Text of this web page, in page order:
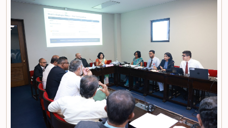
அமைப்புகள் ஆகியவற்றினால் சமர்ப்பிக்கப்பட்டுள்ள 31 முன்மொழிவுகளை அடிப்படையாகக் கொண்டு
தேர்தல் சீர்திருத்தங்கள் தொடர்பாக விரிவான கலந்துரையாடல் இங்கு இடம்பெற்றது.உள்ளூராட்சி
மன்றத் தேர்தல் முறைக்காக கலப்பு தேர்தல் முறையை அறிமுகப்படுத்துதல், சிறு கட்சிகள் மற்றும்
சிறுபான்மை குழுக்களின் பிரதிநிதித்துவத்தை உறுதிப்படுத்துதல், பெண்களின் பிரதிநிதித்துவத்தை
மேம்படுத்துதல், மின்னணு வாக்களிப்பு முறையை அறிமுகப்படுத்துதல், முன்கூட்டியே வாக்களிக்கும்
வசதியை ஏற்படுத்துதல் உள்ளிட்ட பல்வேறு முன்மொழிவுகள் தொடர்பில் இக்கூட்டத்தில் விசேட கவனம்
செலுத்தப்பட்டது.மேலும், வெளிநாடுகளில் வாழும் இலங்கையர்களுக்கு வாக்களிக்கும் உரிமையை
வழங்குவது தொடர்பான முன்மொழிவுகளும் பரிசீலிக்கப்பட்டதுடன், அதற்குத் தேவையான சட்ட மற்றும்
நிர்வாக ஏற்பாடுகள் குறித்து மேலும் விரிவான ஆய்வு மேற்கொள்ள வேண்டியதன் அவசியமும்
வலியுறுத்தப்பட்டது.விசேட குழுவினால் நியமிக்கப்பட்டுள்ள நிபுணர் குழு, கிடைத்துள்ள 31
முன்மொழிவுகளையும் முந்தைய பாராளுமன்ற விசேட குழுக்களின் அறிக்கைகளையும் பகுப்பாய்வு
செய்து, நடைமுறைக்கு ஏற்ற பரிந்துரைகளைக் கொண்ட அறிக்கையொன்றைத் தயாரிக்கவுள்ளது.
அதனைத் தொடர்ந்து, அந்தப் பரிந்துரைகளை ஆராய்ந்து அடுத்தகட்ட நடவடிக்கைகளை முன்னெடுக்க
குழு தீர்மானித்தது.இக்கூட்டத்தில், குழு உறுப்பினரான அமைச்சர் கலாநிதி உபாலி பன்னிலகே மற்றும்